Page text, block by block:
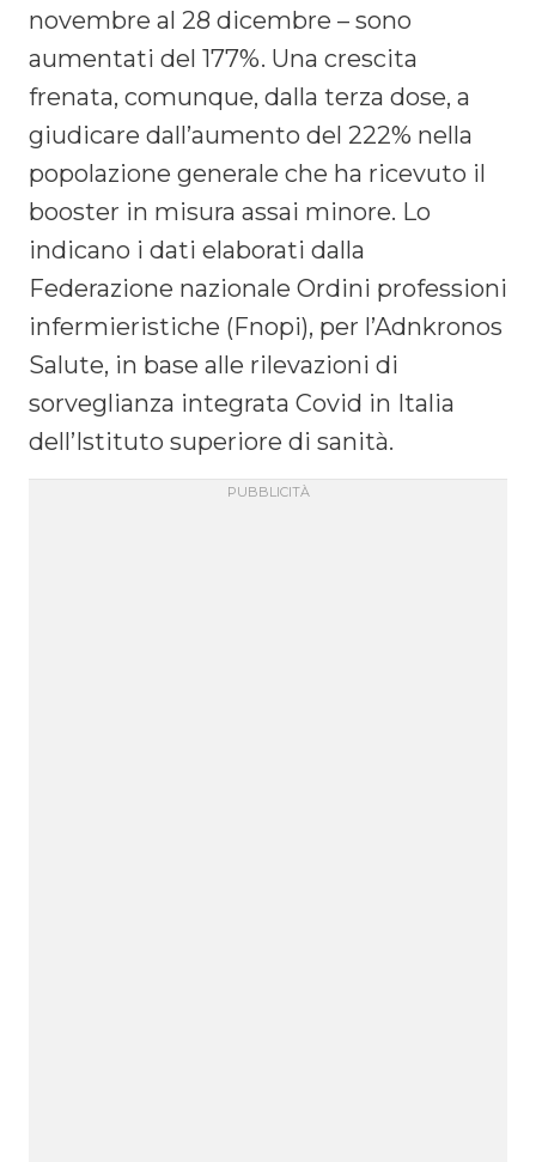
novembre al 28 dicembre – sono
aumentati del 177%. Una crescita
frenata, comunque, dalla terza dose, a
giudicare dall’aumento del 222% nella
popolazione generale che ha ricevuto il
booster in misura assai minore. Lo
indicano i dati elaborati dalla
Federazione nazionale Ordini professioni
infermieristiche (Fnopi), per l’Adnkronos
Salute, in base alle rilevazioni di
sorveglianza integrata Covid in Italia
dell’Istituto superiore di sanità.